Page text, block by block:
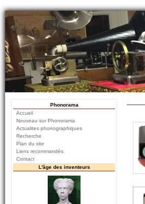
Phonorama
Accueil
Nouveau sur Phonorama
Actualites phonographiques
Recherche
Plan du site
Liens recommandés
Contact
L'âge des inventeurs